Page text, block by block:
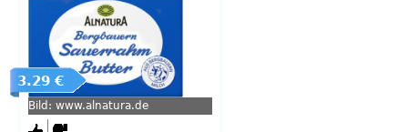
3.29 €
Bild: www.alnatura.de